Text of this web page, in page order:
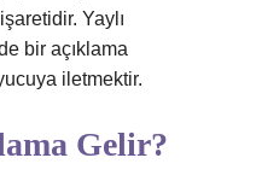
Yaylı
bir açıklama
iletmektir.
Gelir?